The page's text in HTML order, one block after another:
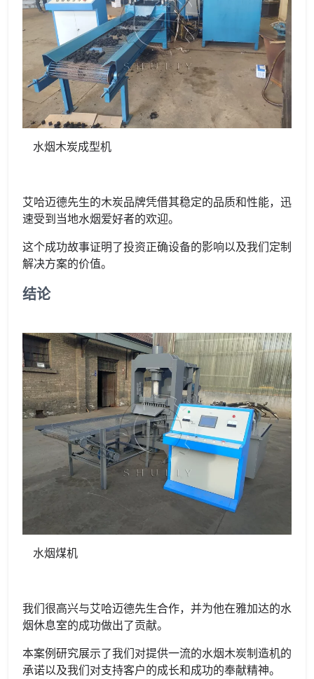
水烟木炭成型机
艾哈迈德先生的木炭品牌凭借其稳定的品质和性能，迅
速受到当地水烟爱好者的欢迎。
这个成功故事证明了投资正确设备的影响以及我们定制
解决方案的价值。
结论
水烟煤机
我们很高兴与艾哈迈德先生合作，并为他在雅加达的水
烟休息室的成功做出了贡献。
本案例研究展示了我们对提供一流的水烟木炭制造机的
承诺以及我们对支持客户的成长和成功的奉献精神。